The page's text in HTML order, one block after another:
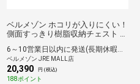
ベルメゾン ホコリが入りにくい！
側面すっきり樹脂収納チェスト ブ
ベルメゾン JRE MALL店
20,390 円 (税込)
188ポイント